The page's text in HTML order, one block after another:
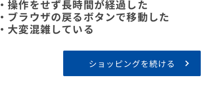
・操作をせず長時間が経過した
・ブラウザの戻るボタンで移動した
・大変混雑している
ショッピングを続ける